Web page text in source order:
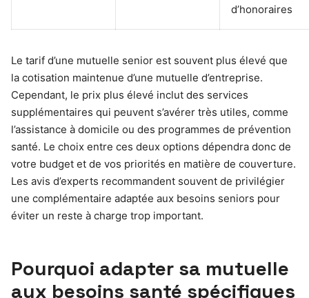
d’honoraires
Le tarif d’une mutuelle senior est souvent plus élevé que
la cotisation maintenue d’une mutuelle d’entreprise.
Cependant, le prix plus élevé inclut des services
supplémentaires qui peuvent s’avérer très utiles, comme
l’assistance à domicile ou des programmes de prévention
santé. Le choix entre ces deux options dépendra donc de
votre budget et de vos priorités en matière de couverture.
Les avis d’experts recommandent souvent de privilégier
une complémentaire adaptée aux besoins seniors pour
éviter un reste à charge trop important.
Pourquoi adapter sa mutuelle
aux besoins santé spécifiques